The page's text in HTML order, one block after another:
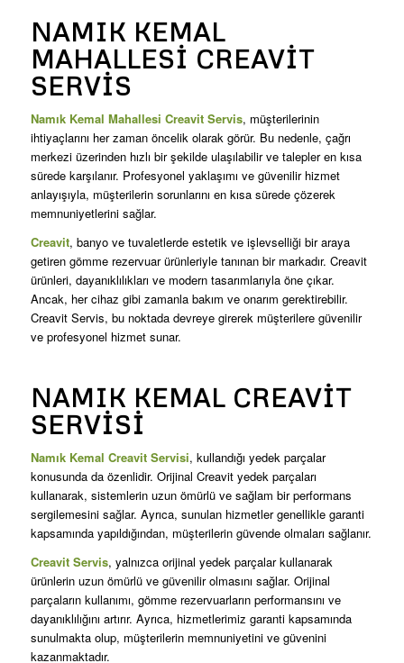
NAMIK KEMAL
MAHALLESI CREAVIT
SERVIS
Namık Kemal Mahallesi Creavit Servis, müşterilerinin
ihtiyaçlarını her zaman öncelik olarak görür. Bu nedenle, çağrı
merkezi üzerinden hızlı bir şekilde ulaşılabilir ve talepler en kısa
sürede karşılanır. Profesyonel yaklaşımı ve güvenilir hizmet
anlayışıyla, müşterilerin sorunlarını en kısa sürede çözerek
memnuniyetlerini sağlar.
Creavit, banyo ve tuvaletlerde estetik ve işlevselliği bir araya
getiren gömme rezervuar ürünleriyle tanınan bir markadır. Creavit
ürünleri, dayanıklılıkları ve modern tasarımlarıyla öne çıkar.
Ancak, her cihaz gibi zamanla bakım ve onarım gerektirebilir.
Creavit Servis, bu noktada devreye girerek müşterilere güvenilir
ve profesyonel hizmet sunar.
NAMIK KEMAL CREAVIT
SERVISI
Namık Kemal Creavit Servisi, kullandığı yedek parçalar
konusunda da özenlidir. Orijinal Creavit yedek parçaları
kullanarak, sistemlerin uzun ömürlü ve sağlam bir performans
sergilemesini sağlar. Ayrıca, sunulan hizmetler genellikle garanti
kapsamında yapıldığından, müşterilerin güvende olmaları sağlanır.
Creavit Servis, yalnızca orijinal yedek parçalar kullanarak
ürünlerin uzun ömürlü ve güvenilir olmasını sağlar. Orijinal
parçaların kullanımı, gömme rezervuarların performansını ve
dayanıklılığını artırır. Ayrıca, hizmetlerimiz garanti kapsamında
sunulmakta olup, müşterilerin memnuniyetini ve güvenini
kazanmaktadır.